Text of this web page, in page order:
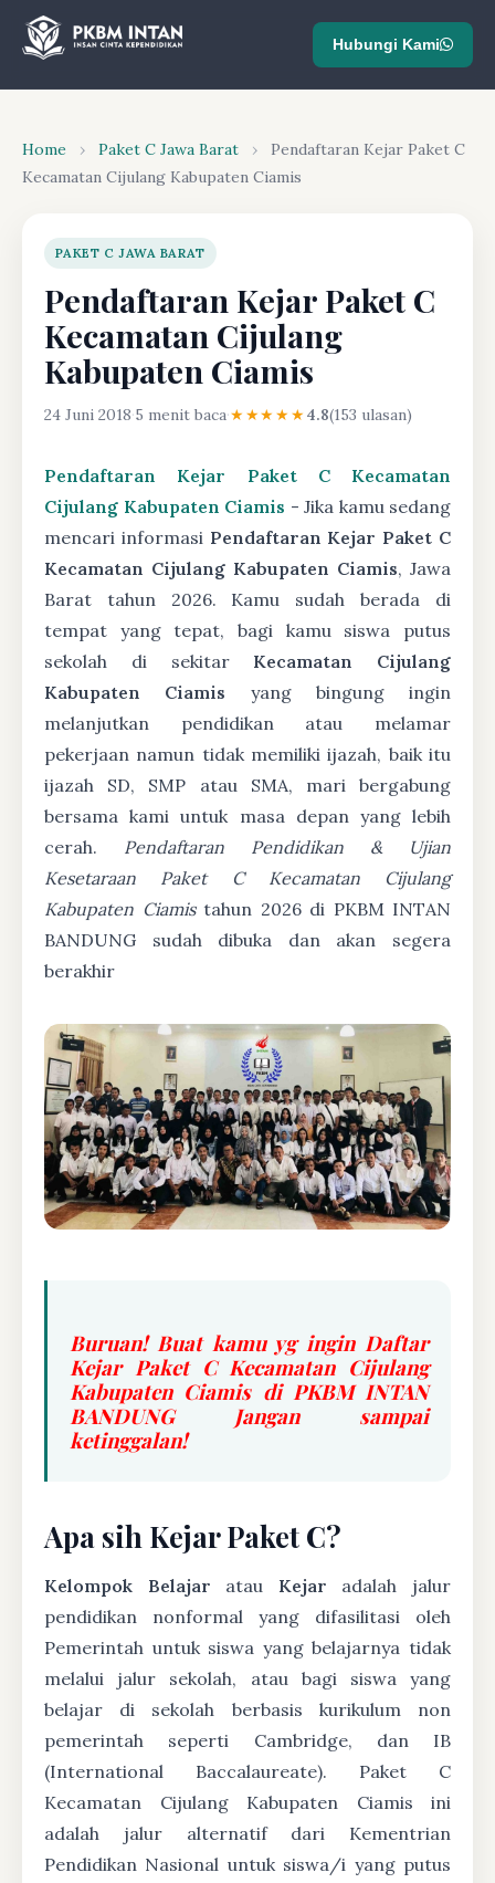
Hubungi Kami
Home › Paket C Jawa Barat ›
Pendaftaran Kejar Paket C
Kecamatan Cijulang Kabupaten Ciamis
PAKET C JAWA BARAT
Pendaftaran Kejar Paket C
Kecamatan Cijulang
Kabupaten Ciamis
24 Juni 2018·5 menit baca·★★★★★4.8(153 ulasan)
Pendaftaran Kejar Paket C Kecamatan
Cijulang Kabupaten Ciamis - Jika kamu sedang
mencari informasi Pendaftaran Kejar Paket C
Kecamatan Cijulang Kabupaten Ciamis, Jawa
Barat tahun 2026. Kamu sudah berada di
tempat yang tepat, bagi kamu siswa putus
sekolah di sekitar Kecamatan Cijulang
Kabupaten Ciamis yang bingung ingin
melanjutkan pendidikan atau melamar
pekerjaan namun tidak memiliki ijazah, baik itu
ijazah SD, SMP atau SMA, mari bergabung
bersama kami untuk masa depan yang lebih
cerah. Pendaftaran Pendidikan & Ujian
Kesetaraan Paket C Kecamatan Cijulang
Kabupaten Ciamistahun 2026 di PKBM INTAN
BANDUNG sudah dibuka dan akan segera
berakhir
Buruan! Buat kamu yg ingin Daftar
Kejar Paket C Kecamatan Cijulang
Kabupaten Ciamis di PKBM INTAN
BANDUNG Jangan sampai
ketinggalan!
Apa sih Kejar Paket C?
Kelompok Belajar atau Kejar adalah jalur
pendidikan nonformal yang difasilitasi oleh
Pemerintah untuk siswa yang belajarnya tidak
melalui jalur sekolah, atau bagi siswa yang
belajar di sekolah berbasis kurikulum non
pemerintah seperti Cambridge, dan IB
(International Baccalaureate). Paket C
Kecamatan Cijulang Kabupaten Ciamis ini
adalah jalur alternatif dari Kementrian
Pendidikan Nasional untuk siswa/i yang putus